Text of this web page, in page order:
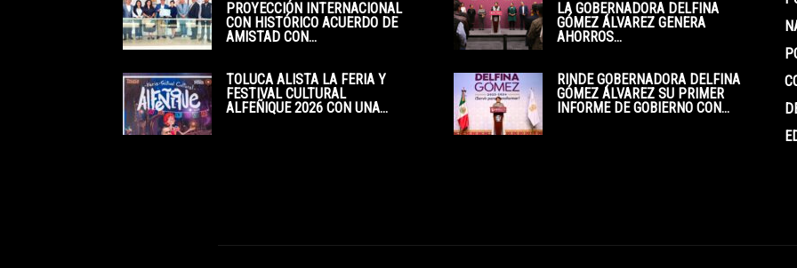
PROYECCIÓN INTERNACIONAL
CON HISTÓRICO ACUERDO DE
AMISTAD CON...
TOLUCA ALISTA LA FERIA Y
FESTIVAL CULTURAL
ALFEÑIQUE 2026 CON UNA...
LA GOBERNADORA DELFINA
GÓMEZ ÁLVAREZ GENERA
AHORROS...
RINDE GOBERNADORA DELFINA
GÓMEZ ÁLVAREZ SU PRIMER
INFORME DE GOBIERNO CON...